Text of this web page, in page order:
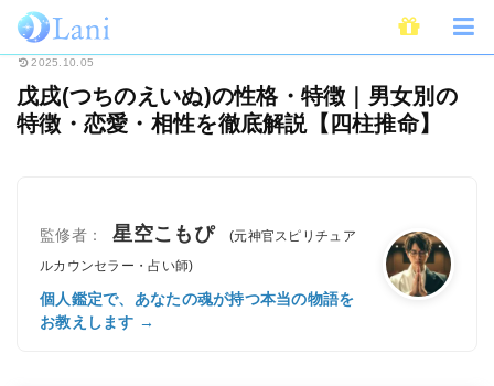
ホーム 占い 戊戌(つちのえいぬ)の性格・特徴｜男女別の特徴
2025.10.05
戊戌(つちのえいぬ)の性格・特徴｜男女別の
特徴・恋愛・相性を徹底解説【四柱推命】
監修者： 星空こもぴ
(元神官スピリチュア
ルカウンセラー・占い師)
個人鑑定で、あなたの魂が持つ本当の物語を
お教えします →